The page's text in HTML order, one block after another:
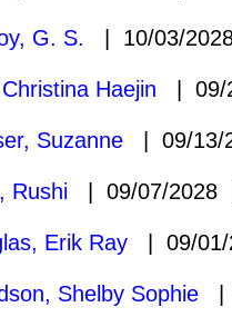
G. S. | 10/03/
Haejin | 09/
Suzanne | 09/13/
Rushi | 09/07/
Erik Ray | 09/
Shelby Sophie |